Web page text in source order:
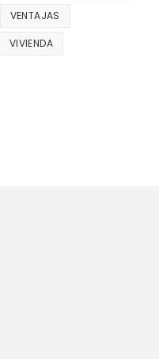
VENTAJAS
VIVIENDA